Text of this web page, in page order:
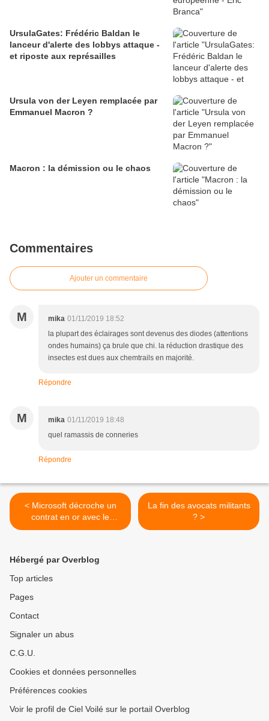
UrsulaGates: Frédéric Baldan le
lanceur d'alerte des lobbys attaque -
et riposte aux représailles
Ursula von der Leyen remplacée par
Emmanuel Macron ?
Macron : la démission ou le chaos
Commentaires
Ajouter un commentaire
M mika 01/11/2019 18:52
la plupart des éclairages sont devenus des diodes (attentions
ondes humains) ça brule que chi. la réduction drastique des
insectes est dues aux chemtrails en majorité.
Répondre
M mika 01/11/2019 18:48
quel ramassis de conneries
Répondre
< Microsoft décroche un
contrat en or avec le
Pentagone
La fin des avocats militants
? >
Hébergé par Overblog
Top articles
Pages
Contact
Signaler un abus
C.G.U.
Cookies et données personnelles
Préférences cookies
Voir le profil de Ciel Voilé sur le portail Overblog